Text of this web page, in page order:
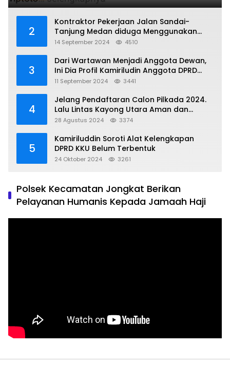
2
Kontraktor Pekerjaan Jalan Sandai-
Tanjung Medan diduga Menggunakan
Matrial Tanah tak Berizin Resmi
14 September 2024 4510
3
Dari Wartawan Menjadi Anggota Dewan,
Ini Dia Profil Kamiriludin Anggota DPRD
Dapil 1 KKU
11 September 2024 3441
4
Jelang Pendaftaran Calon Pilkada 2024.
Lalu Lintas Kayong Utara Aman dan
Kondusif
28 Agustus 2024 3374
5
Kamiriluddin Soroti Alat Kelengkapan
DPRD KKU Belum Terbentuk
24 Oktober 2024 3261
Polsek Kecamatan Jongkat Berikan
Pelayanan Humanis Kepada Jamaah Haji